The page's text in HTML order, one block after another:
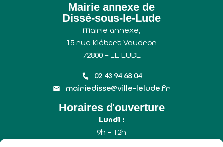
Mairie annexe de
Dissé-sous-le-Lude
Mairie annexe,
15 rue Klébert Vaudron
72800 – LE LUDE
02 43 94 68 04
mairiedisse@ville-lelude.fr
Horaires d'ouverture
Lundi :
9h – 12h